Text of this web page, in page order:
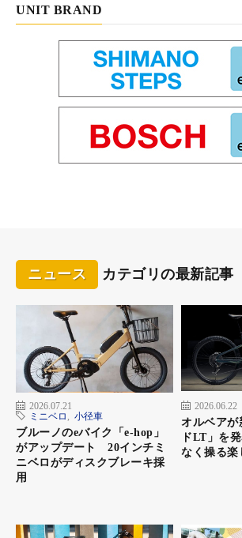
メタリックダークグレー
価格：36万8000円
カラー：メタリックダークグレー、レーザー
荒れてきても慌てずに走れる。なお、タイヤ
定性も高い27.5インチ。ドライブユニットは
れを日本向けにリセッティングしている。
レーザーブルー。フロントフォークはリ
アボリュームのあるタイヤなので、多少
プで受ける衝撃はいなしてくれる
Spec
フレーム●フォーミングアルミ
UNIT BRAND
ニュース カテゴリの最新記事
2026.07.21
ミニベロ
小径車
ブルーノのeバイク「e-hop」
がアップデート 20インチミ
ニベロがディスクブレーキ採
用
2026.06.22
オルベアが
ドLT」を
なく操る楽